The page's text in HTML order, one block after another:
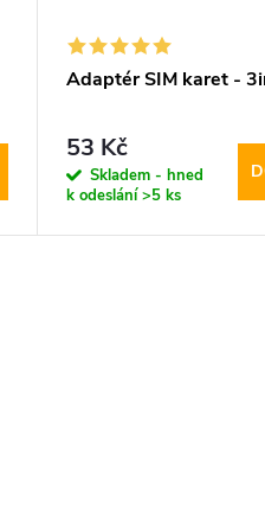
Adaptér SIM karet -
53 Kč
Skladem - hned
k odeslání>5 ks